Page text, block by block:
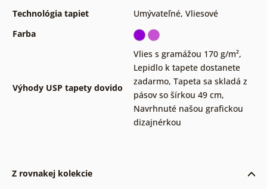
Technológia tapiet
Umývateľné, Vliesové
Farba
Výhody USP tapety dovido
Vlies s gramážou 170 g/m²,
Lepidlo k tapete dostanete
zadarmo, Tapeta sa skladá z
pásov so šírkou 49 cm,
Navrhnuté našou grafickou
dizajnérkou
Z rovnakej kolekcie